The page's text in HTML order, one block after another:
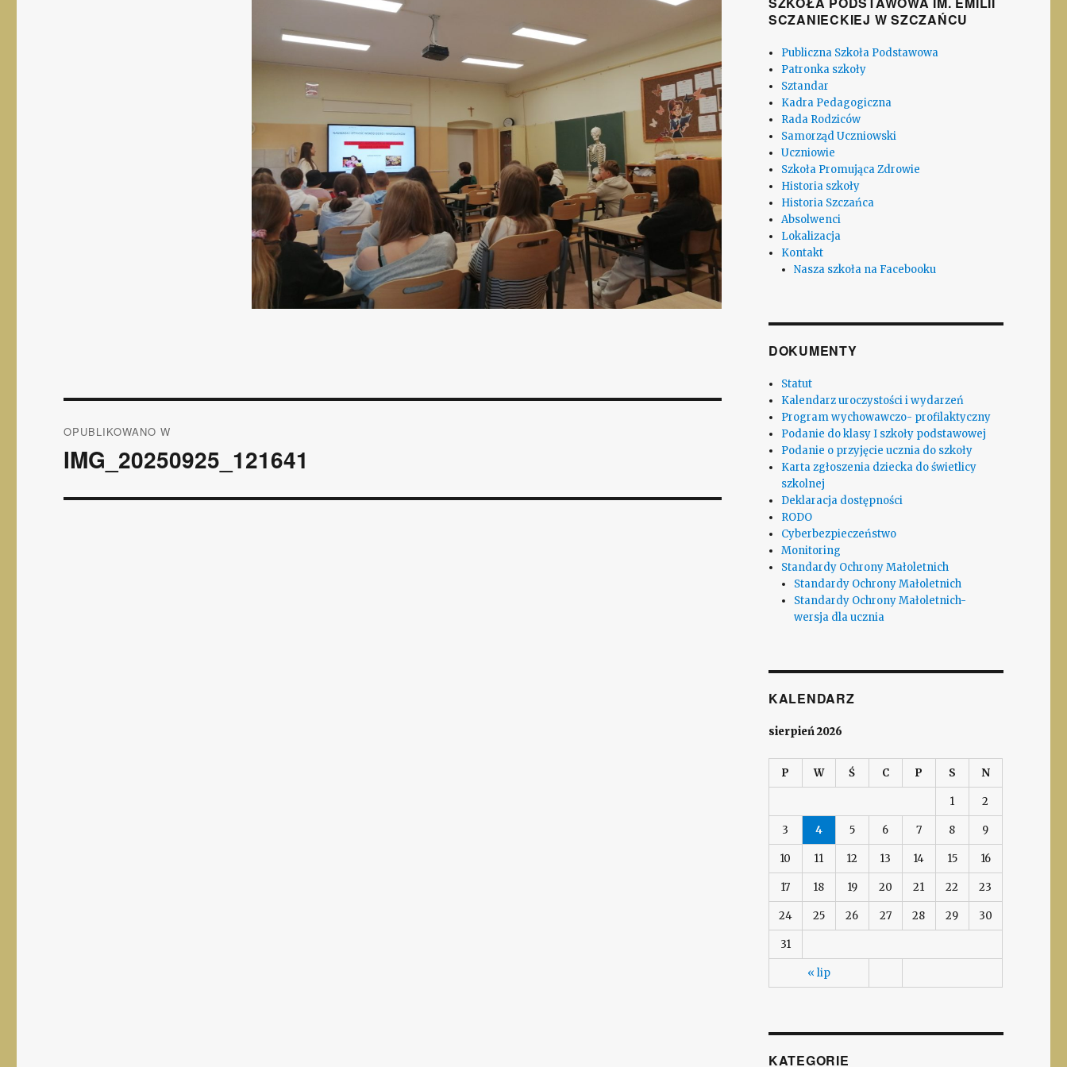
wpisu
OPUBLIKOWANO W
IMG_20250925_121641
SCZANIECKIEJ W SZCZAŃCU
Publiczna Szkoła Podstawowa
Patronka szkoły
Sztandar
Kadra Pedagogiczna
Rada Rodziców
Samorząd Uczniowski
Uczniowie
Szkoła Promująca Zdrowie
Historia szkoły
Historia Szczańca
Absolwenci
Lokalizacja
Kontakt
Nasza szkoła na Facebooku
DOKUMENTY
Statut
Kalendarz uroczystości i wydarzeń
Program wychowawczo- profilaktyczny
Podanie do klasy I szkoły podstawowej
Podanie o przyjęcie ucznia do szkoły
Karta zgłoszenia dziecka do świetlicy
szkolnej
Deklaracja dostępności
RODO
Cyberbezpieczeństwo
Monitoring
Standardy Ochrony Małoletnich
Standardy Ochrony Małoletnich
Standardy Ochrony Małoletnich-
wersja dla ucznia
KALENDARZ
sierpień 2026
P W Ś C P S N
« lip
1 2
3 4 5 6 7 8 9
10 11 12 13 14 15 16
17 18 19 20 21 22 23
24 25 26 27 28 29 30
31
KATEGORIE